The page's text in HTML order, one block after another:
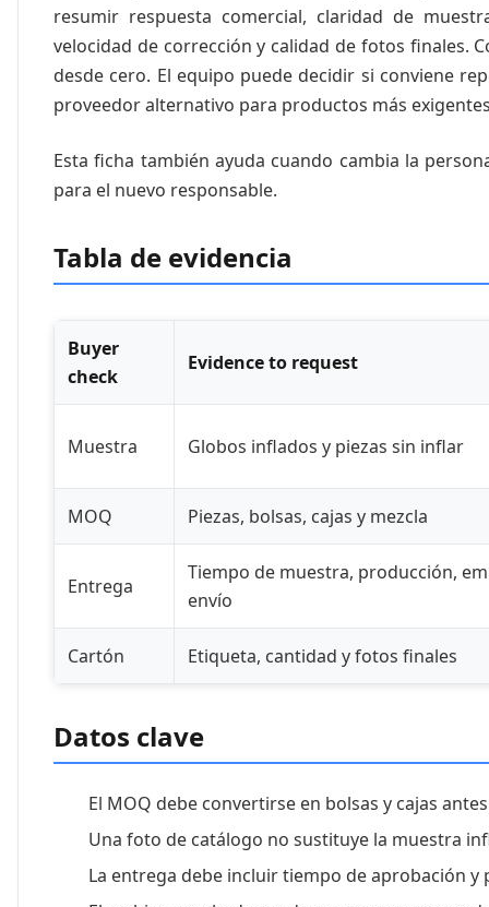
resumir respuesta comercial, claridad de
velocidad de corrección y calidad de fotos finales.
desde cero. El equipo puede decidir si conviene
proveedor alternativo para productos más
Esta ficha también ayuda cuando cambia la
para el nuevo responsable.
Tabla de evidencia
Buyer
check
Evidence to request
Muestra Globos inflados y piezas sin inflar
MOQ Piezas, bolsas, cajas y mezcla
Entrega
Tiempo de muestra, producción,
envío
Cartón Etiqueta, cantidad y fotos finales
Datos clave
El MOQ debe convertirse en bolsas y cajas
Una foto de catálogo no sustituye la muestra
La entrega debe incluir tiempo de aprobación y